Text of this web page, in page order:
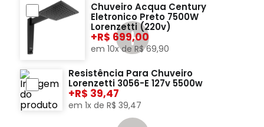
Chuveiro Acqua Century
Eletronico Preto 7500W
Lorenzetti (220v)
+ 699,00
em 10x deR$ 69,90
Resistência Para Chuveiro
Lorenzetti 3056-E 127v 5500w
+ 39,47
em 1x de R$ 39,47